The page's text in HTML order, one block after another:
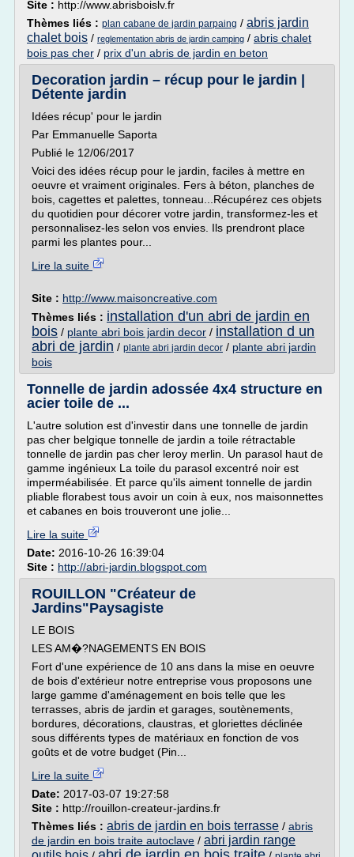
Site : http://www.abrisboislv.fr
Thèmes liés : plan cabane de jardin parpaing / abris jardin
chalet bois / reglementation abris de jardin camping / abris chalet
bois pas cher / prix d'un abris de jardin en beton
Decoration jardin – récup pour le jardin |
Détente jardin
Idées récup' pour le jardin
Par Emmanuelle Saporta
Publié le 12/06/2017
Voici des idées récup pour le jardin, faciles à mettre en
oeuvre et vraiment originales. Fers à béton, planches de
bois, cagettes et palettes, tonneau...Récupérez ces objets
du quotidien pour décorer votre jardin, transformez-les et
personnalisez-les selon vos envies. Ils prendront place
parmi les plantes pour...
Lire la suite
Site : http://www.maisoncreative.com
Thèmes liés : installation d'un abri de jardin en
bois / plante abri bois jardin decor / installation d un
abri de jardin / plante abri jardin decor / plante abri jardin
bois
Tonnelle de jardin adossée 4x4 structure en
acier toile de ...
L'autre solution est d'investir dans une tonnelle de jardin
pas cher belgique tonnelle de jardin a toile rétractable
tonnelle de jardin pas cher leroy merlin. Un parasol haut de
gamme ingénieux La toile du parasol excentré noir est
imperméabilisée. Et parce qu'ils aiment tonnelle de jardin
pliable florabest tous avoir un coin à eux, nos maisonnettes
et cabanes en bois trouveront une jolie...
Lire la suite
Date: 2016-10-26 16:39:04
Site : http://abri-jardin.blogspot.com
ROUILLON "Créateur de
Jardins"Paysagiste
LE BOIS
LES AM�?NAGEMENTS EN BOIS
Fort d'une expérience de 10 ans dans la mise en oeuvre
de bois d'extérieur notre entreprise vous proposons une
large gamme d'aménagement en bois telle que les
terrasses, abris de jardin et garages, soutènements,
bordures, décorations, claustras, et gloriettes déclinée
sous différents types de matériaux en fonction de vos
goûts et de votre budget (Pin...
Lire la suite
Date: 2017-03-07 19:27:58
Site : http://rouillon-createur-jardins.fr
Thèmes liés : abris de jardin en bois terrasse / abris
de jardin en bois traite autoclave / abri jardin range